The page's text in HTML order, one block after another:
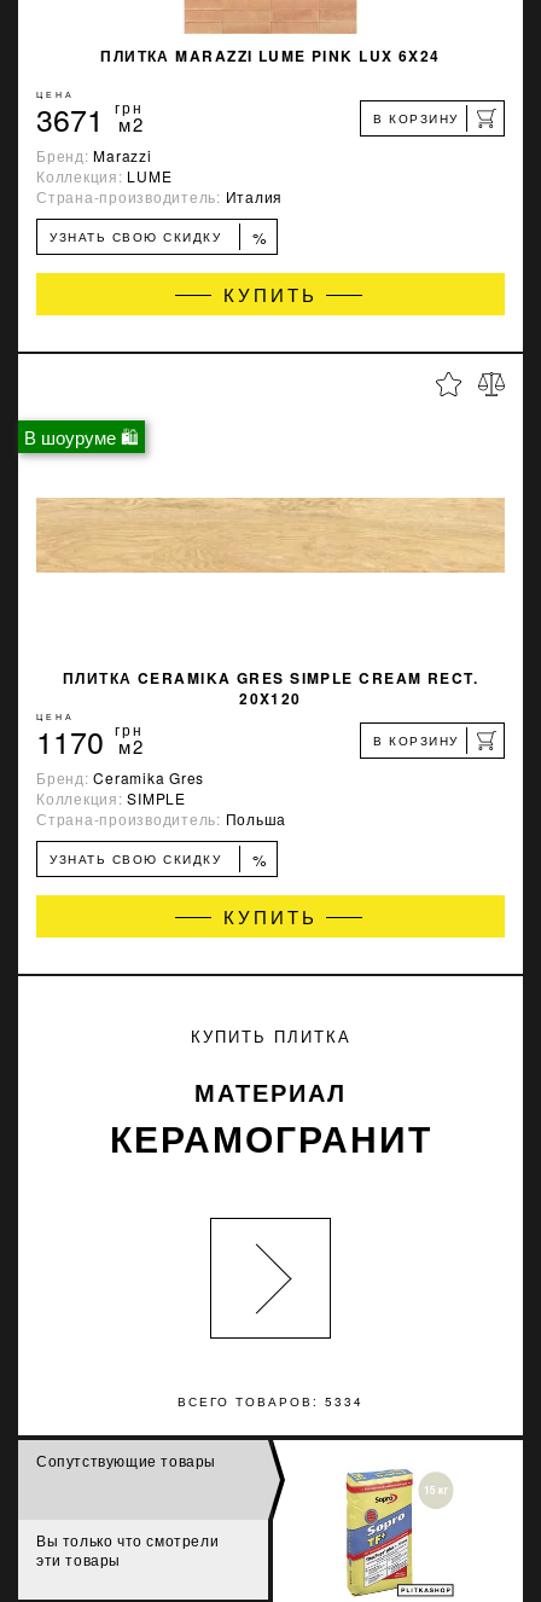
ПЛИТКА MARAZZI LUME PINK LUX 6X24
ЦЕНА
3671 грн
м2 В КОРЗИНУ
Бренд:Marazzi
Коллекция: LUME
Страна-производитель: Италия
УЗНАТЬ СВОЮ СКИДКУ %
КУПИТЬ
В шоуруме 🛍
ПЛИТКА CERAMIKA GRES SIMPLE CREAM RECT.
20X120
ЦЕНА
1170 грн
м2 В КОРЗИНУ
Бренд:Ceramika Gres
Коллекция:SIMPLE
Страна-производитель: Польша
УЗНАТЬ СВОЮ СКИДКУ %
КУПИТЬ
ВСЕГО ТОВАРОВ: 5334
КУПИТЬ ПЛИТКА
МАТЕРИАЛ
КЕРАМОГРАНИТ
Сопутствующие товары
Вы только что смотрели
эти товары